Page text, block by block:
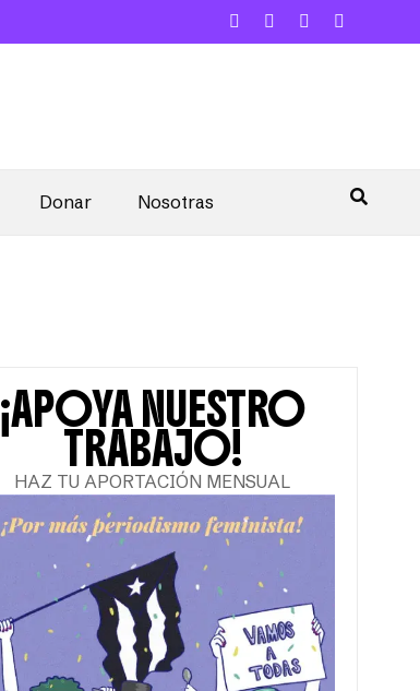
Donar Nosotras
¡APOYA NUESTRO
TRABAJO!
HAZ TU APORTACIÓN MENSUAL